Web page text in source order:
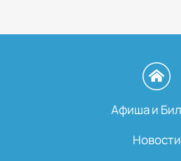
Афиша и
Новости